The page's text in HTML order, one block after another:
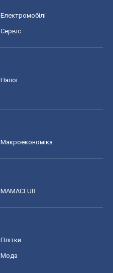
Електромобілі
Сервіс
Напої
Макроекономіка
MAMACLUB
Плітки
Мода